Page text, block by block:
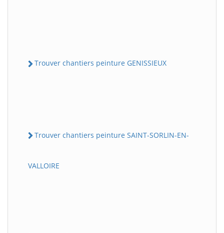
Trouver chantiers peinture GENISSIEUX
Trouver chantiers peinture SAINT-SORLIN-EN-
VALLOIRE